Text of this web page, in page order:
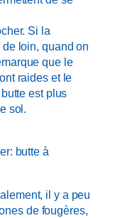
Si la
de loin, quand on
que le
raides et le
est plus
sol.
butte à
il y a peu
de fougères,